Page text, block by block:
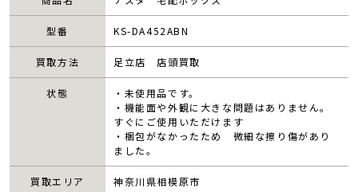
型番 KS-DA452ABN
買取方法 足立店 店頭買取
状態
・未使用品です。
・機能面や外観に大きな問題はありません。
すぐにご使用いただけます
・梱包がなかったため 微細な擦り傷があり
ました。
買取エリア 神奈川県相模原市